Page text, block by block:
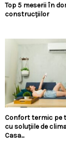
Top 5 meserii în
construcțiilor
Confort termic pe
cu soluțiile de
Casa...